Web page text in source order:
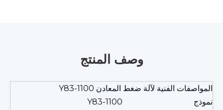
وصف المنتج
المواصفات الفنية لآلة ضغط المعادن Y83-1100
نموذج
Y83-1100